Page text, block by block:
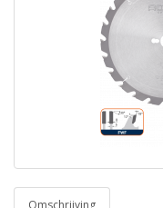
Omschrijving